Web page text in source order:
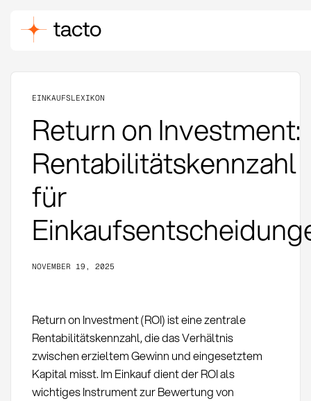
EINKAUFSLEXIKON
Return on Investment:
Rentabilitätskennzahl
für
NOVEMBER 19, 2025
Return on Investment (ROI) ist eine zentrale
Rentabilitätskennzahl, die das Verhältnis
zwischen erzieltem Gewinn und eingesetztem
Kapital misst. Im Einkauf dient der ROI als
wichtiges Instrument zur Bewertung von